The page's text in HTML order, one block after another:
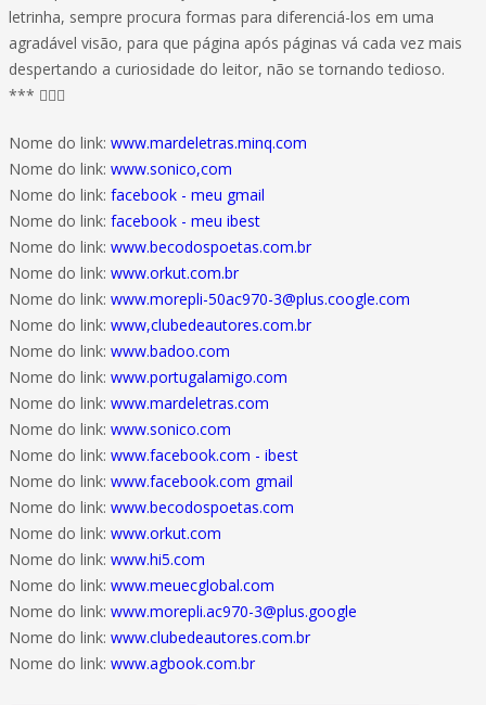
letrinha, sempre procura formas para diferenciá-los em uma
agradável visão, para que página após páginas vá cada vez mais
despertando a curiosidade do leitor, não se tornando tedioso.
*** 
Nome do link: www.mardeletras.minq.com
Nome do link: www.sonico,com
Nome do link: facebook - meu gmail
Nome do link: facebook - meu ibest
Nome do link: www.becodospoetas.com.br
Nome do link: www.orkut.com.br
Nome do link: www.morepli-50ac970-3@plus.coogle.com
Nome do link: www,clubedeautores.com.br
Nome do link: www.badoo.com
Nome do link: www.portugalamigo.com
Nome do link: www.mardeletras.com
Nome do link: www.sonico.com
Nome do link: www.facebook.com - ibest
Nome do link: www.facebook.com gmail
Nome do link: www.becodospoetas.com
Nome do link: www.orkut.com
Nome do link: www.hi5.com
Nome do link: www.meuecglobal.com
Nome do link: www.morepli.ac970-3@plus.google
Nome do link: www.clubedeautores.com.br
Nome do link: www.agbook.com.br